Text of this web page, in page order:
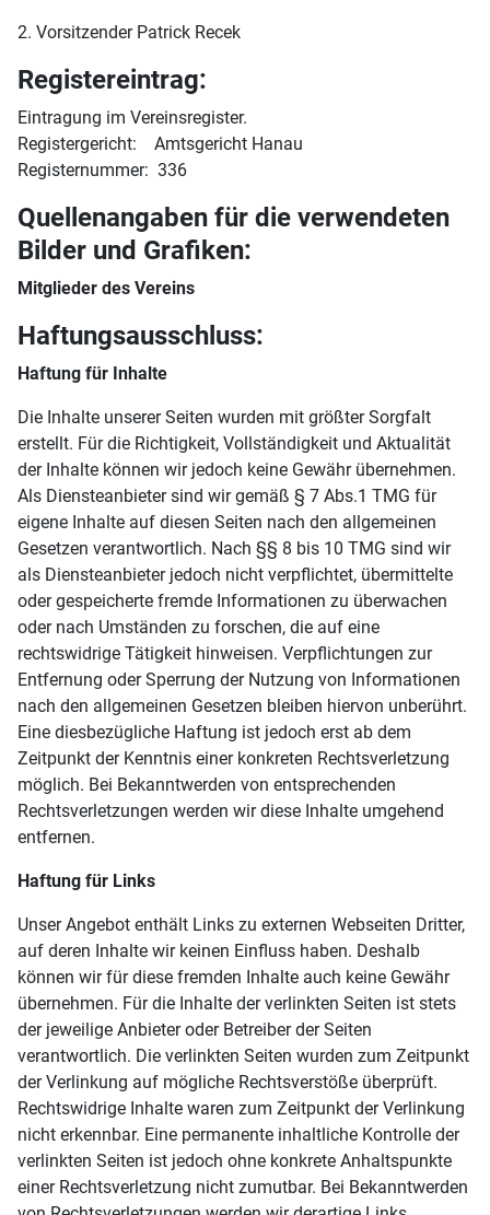
2. Vorsitzender Patrick Recek
Registereintrag:
Eintragung im Vereinsregister.
Registergericht:
Amtsgericht Hanau
Registernummer: 336
Quellenangaben für die verwendeten
Bilder und Grafiken:
Mitglieder des Vereins
Haftungsausschluss:
Haftung für Inhalte
Die Inhalte unserer Seiten wurden mit größter Sorgfalt
erstellt. Für die Richtigkeit, Vollständigkeit und Aktualität
der Inhalte können wir jedoch keine Gewähr übernehmen.
Als Diensteanbieter sind wir gemäß § 7 Abs.1 TMG für
eigene Inhalte auf diesen Seiten nach den allgemeinen
Gesetzen verantwortlich. Nach §§ 8 bis 10 TMG sind wir
als Diensteanbieter jedoch nicht verpflichtet, übermittelte
oder gespeicherte fremde Informationen zu überwachen
oder nach Umständen zu forschen, die auf eine
rechtswidrige Tätigkeit hinweisen. Verpflichtungen zur
Entfernung oder Sperrung der Nutzung von Informationen
nach den allgemeinen Gesetzen bleiben hiervon unberührt.
Eine diesbezügliche Haftung ist jedoch erst ab dem
Zeitpunkt der Kenntnis einer konkreten Rechtsverletzung
möglich. Bei Bekanntwerden von entsprechenden
Rechtsverletzungen werden wir diese Inhalte umgehend
entfernen.
Haftung für Links
Unser Angebot enthält Links zu externen Webseiten Dritter,
auf deren Inhalte wir keinen Einfluss haben. Deshalb
können wir für diese fremden Inhalte auch keine Gewähr
übernehmen. Für die Inhalte der verlinkten Seiten ist stets
der jeweilige Anbieter oder Betreiber der Seiten
verantwortlich. Die verlinkten Seiten wurden zum Zeitpunkt
der Verlinkung auf mögliche Rechtsverstöße überprüft.
Rechtswidrige Inhalte waren zum Zeitpunkt der Verlinkung
nicht erkennbar. Eine permanente inhaltliche Kontrolle der
verlinkten Seiten ist jedoch ohne konkrete Anhaltspunkte
einer Rechtsverletzung nicht zumutbar. Bei Bekanntwerden